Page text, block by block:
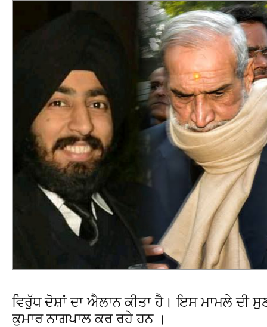
ਵਿਰੁੱਧ ਦੋਸ਼ਾਂ ਦਾ ਐਲਾਨ ਕੀਤਾ ਹੈ। ਇਸ ਮਾਮਲੇ
ਕੁਮਾਰ ਨਾਗਪਾਲ ਕਰ ਰਹੇ ਹਨ ।